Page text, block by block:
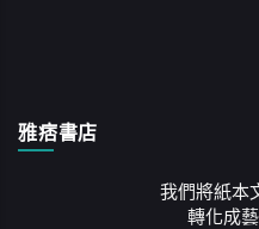
雅痞書店
我們將紙本
轉化成